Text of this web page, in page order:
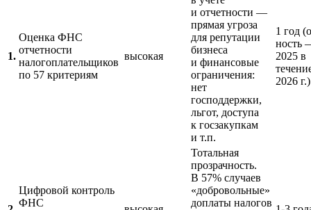
1.
Оценка ФНС
отчетности
налогоплательщиков
по 57 критериям
высокая
и отчетности —
прямая угроза
для репутации
бизнеса
и финансовые
ограничения:
нет
господдержки,
льгот, доступа
к госзакупкам
и т.п.
1 год
ность
2025 в
2026 г.)
Цифровой контроль
ФНС
Тотальная
прозрачность.
В 57% случаев
«добро­вольные»
доплаты налогов